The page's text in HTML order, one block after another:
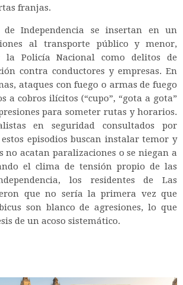
franjas.
de Independencia se insertan en un
al transporte público y menor,
la Policía Nacional como delitos de
contra conductores y empresas. En
ataques con fuego o armas de fuego
a cobros ilícitos (“cupo”, “gota a gota”
para someter rutas y horarios.
en seguridad consultados por
episodios buscan instalar temor y
no acatan paralizaciones o se niegan a
el clima de tensión propio de las
los residentes de Las
que no sería la primera vez que
son blanco de agresiones, lo que
de un acoso sistemático.